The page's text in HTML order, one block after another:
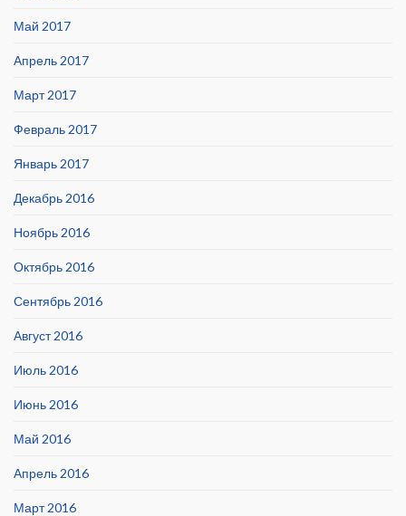
Май 2017
Апрель 2017
Март 2017
Февраль 2017
Январь 2017
Декабрь 2016
Ноябрь 2016
Октябрь 2016
Сентябрь 2016
Август 2016
Июль 2016
Июнь 2016
Май 2016
Апрель 2016
Март 2016